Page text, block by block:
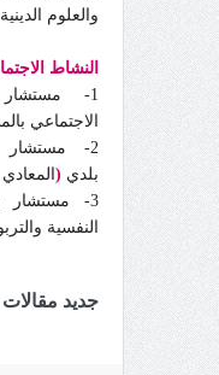
والعلوم
النشاط
1- مستشار
الاجتماعي
2-
بلدي (
3- مستشار
النفسية
جديد